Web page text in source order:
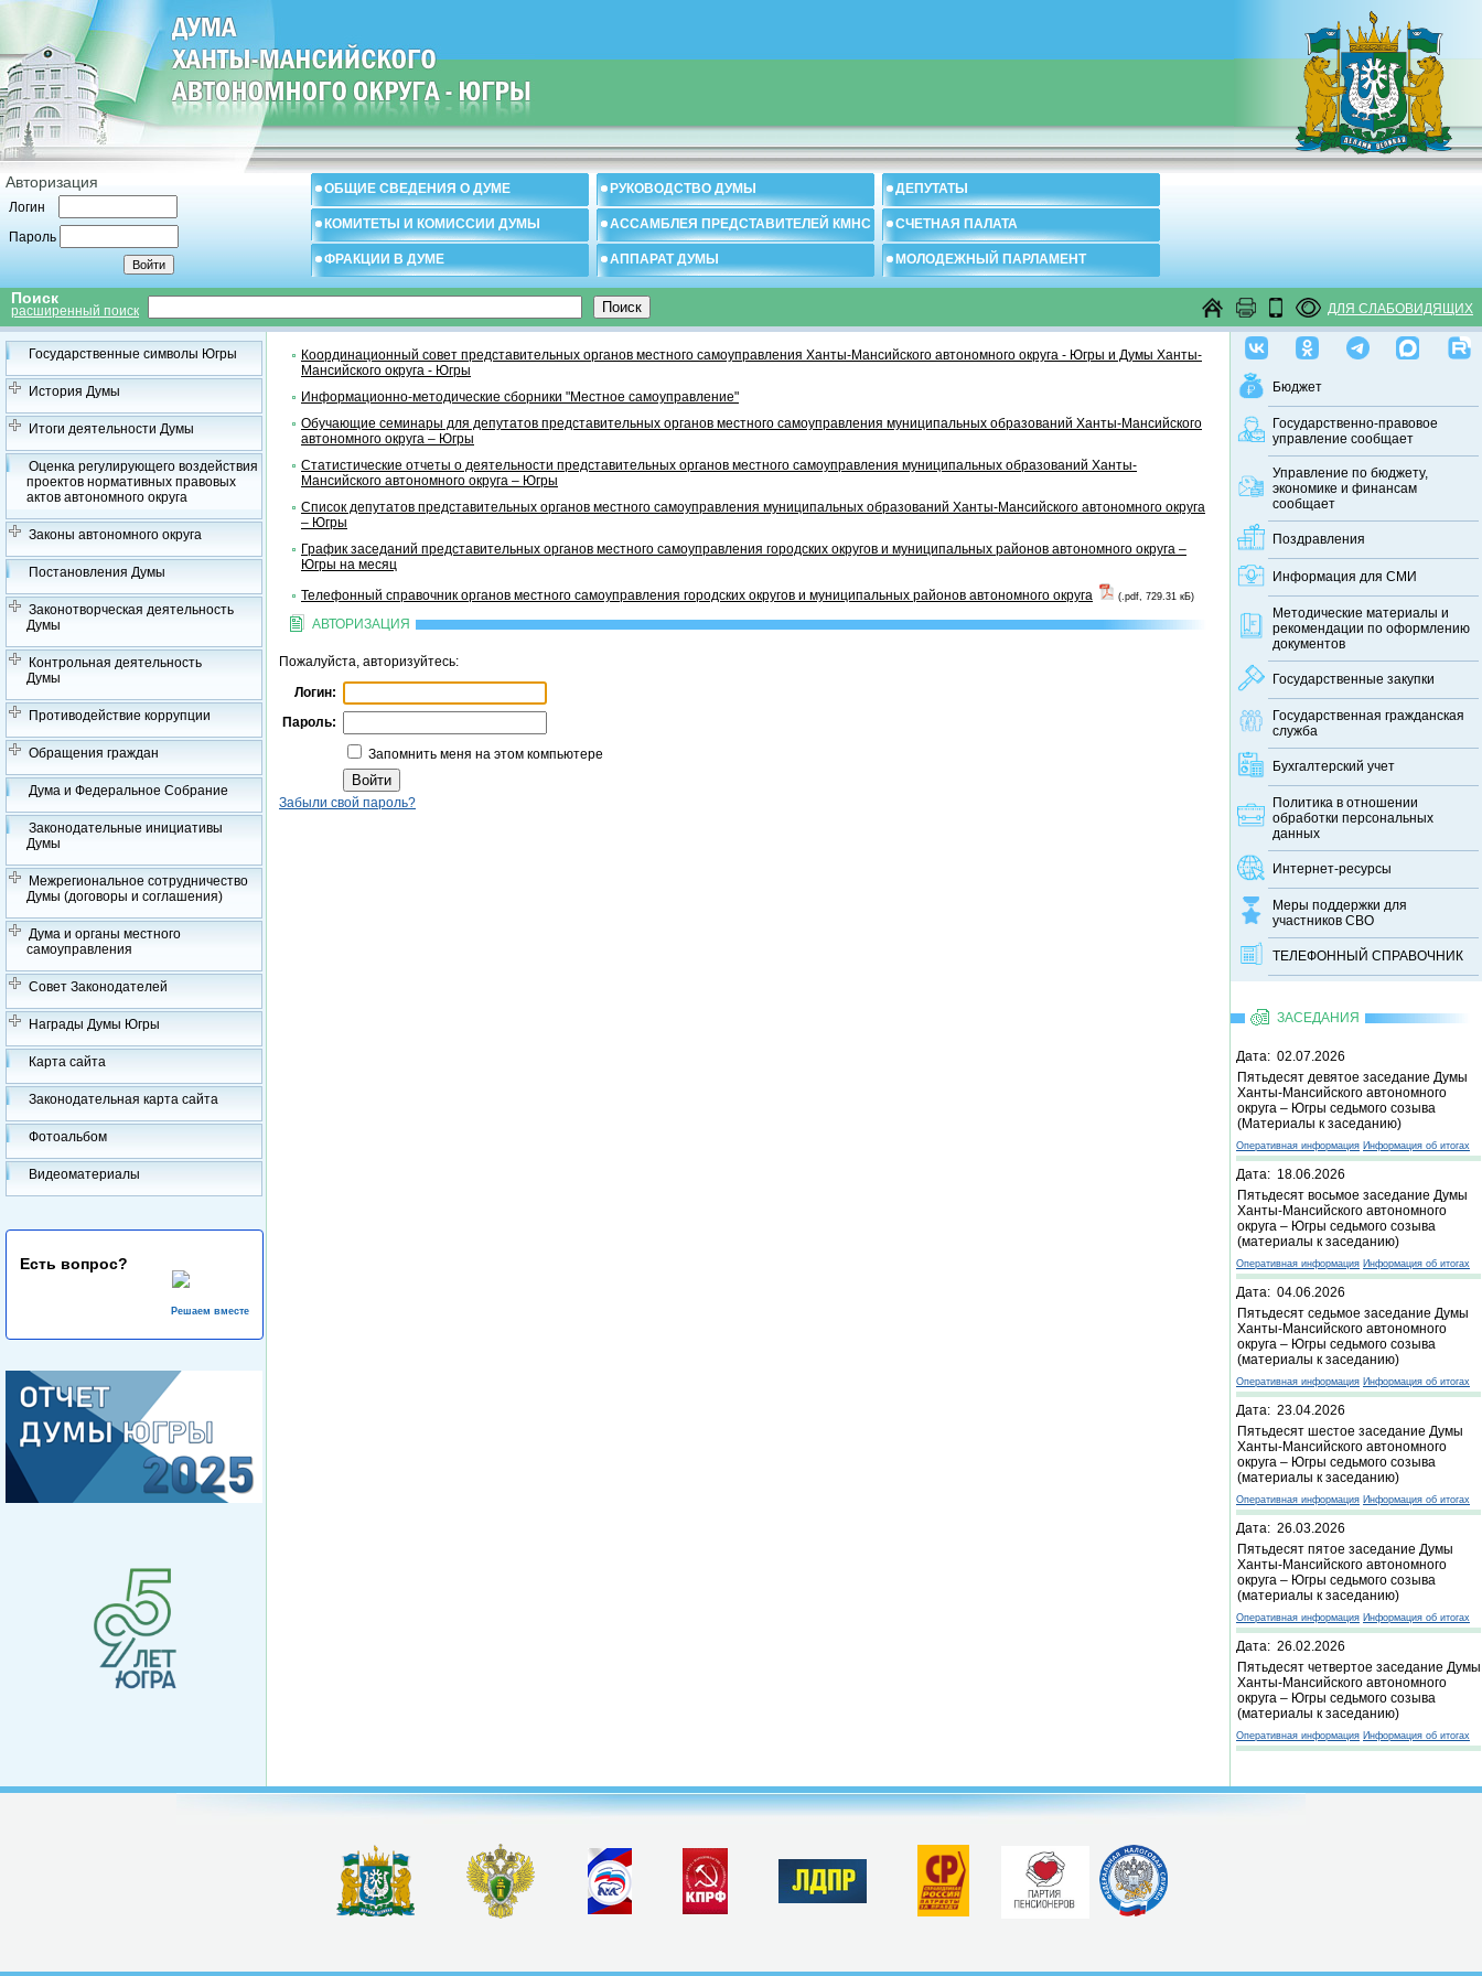
Авторизация
Логин
Пароль
ОБЩИЕ СВЕДЕНИЯ О ДУМЕ РУКОВОДСТВО ДУМЫ ДЕПУТАТЫ
КОМИТЕТЫ И КОМИССИИ ДУМЫ АССАМБЛЕЯ ПРЕДСТАВИТЕЛЕЙ КМНС СЧЕТНАЯ ПАЛАТА
ФРАКЦИИ В ДУМЕ АППАРАТ ДУМЫ МОЛОДЕЖНЫЙ ПАРЛАМЕНТ
Поиск
расширенный поиск ДЛЯ СЛАБОВИДЯЩИХ
Государственные символы Югры
История Думы
Итоги деятельности Думы
Оценка регулирующего воздействия
проектов нормативных правовых
актов автономного округа
Законы автономного округа
Постановления Думы
Законотворческая деятельность
Думы
Контрольная деятельность
Думы
Противодействие коррупции
Обращения граждан
Дума и Федеральное Собрание
Законодательные инициативы
Думы
Межрегиональное сотрудничество
Думы (договоры и соглашения)
Дума и органы местного
самоуправления
Совет Законодателей
Награды Думы Югры
Карта сайта
Законодательная карта сайта
Фотоальбом
Видеоматериалы
Есть вопрос?
Решаем вместе
Бюджет
Государственно-правовое
управление сообщает
Управление по бюджету,
экономике и финансам
сообщает
Поздравления
Информация для СМИ
Методические материалы и
рекомендации по оформлению
документов
Государственные закупки
Государственная гражданская
служба
Бухгалтерский учет
Политика в отношении
обработки персональных
данных
Интернет-ресурсы
Меры поддержки для
участников СВО
ТЕЛЕФОННЫЙ CПРАВОЧНИК
ЗАСЕДАНИЯ
Дата: 02.07.2026
Пятьдесят девятое заседание Думы
Ханты-Мансийского автономного
округа – Югры седьмого созыва
(Материалы к заседанию)
Оперативная информация Информация об итогах
Дата: 18.06.2026
Пятьдесят восьмое заседание Думы
Ханты-Мансийского автономного
округа – Югры седьмого созыва
(материалы к заседанию)
Оперативная информация Информация об итогах
Дата: 04.06.2026
Пятьдесят седьмое заседание Думы
Ханты-Мансийского автономного
округа – Югры седьмого созыва
(материалы к заседанию)
Оперативная информация Информация об итогах
Дата: 23.04.2026
Пятьдесят шестое заседание Думы
Ханты-Мансийского автономного
округа – Югры седьмого созыва
(материалы к заседанию)
Оперативная информация Информация об итогах
Дата: 26.03.2026
Пятьдесят пятое заседание Думы
Ханты-Мансийского автономного
округа – Югры седьмого созыва
(материалы к заседанию)
Оперативная информация Информация об итогах
Дата: 26.02.2026
Пятьдесят четвертое заседание Думы
Ханты-Мансийского автономного
округа – Югры седьмого созыва
(материалы к заседанию)
Оперативная информация Информация об итогах
Координационный совет представительных органов местного самоуправления Ханты-Мансийского автономного округа - Югры и Думы Ханты-
Мансийского округа - Югры
Информационно-методические сборники "Местное самоуправление"
Обучающие семинары для депутатов представительных органов местного самоуправления муниципальных образований Ханты-Мансийского
автономного округа – Югры
Статистические отчеты о деятельности представительных органов местного самоуправления муниципальных образований Ханты-
Мансийского автономного округа – Югры
Список депутатов представительных органов местного самоуправления муниципальных образований Ханты-Мансийского автономного округа
– Югры
График заседаний представительных органов местного самоуправления городских округов и муниципальных районов автономного округа –
Югры на месяц
Телефонный справочник органов местного самоуправления городских округов и муниципальных районов автономного округа
(.pdf, 729.31 кБ)
АВТОРИЗАЦИЯ
Пожалуйста, авторизуйтесь:
Логин:
Пароль:
Запомнить меня на этом компьютере
Забыли свой пароль?